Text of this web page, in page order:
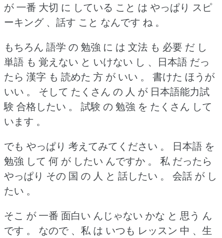
が 一番 大切 に している こと は やっぱり スピ
ーキング 、話す こと なんです ね 。
もちろん 語学 の 勉強 に は 文法 も 必要 だ し
単語 も 覚えない と いけない し 、日本語 だっ
たら 漢字 も 読めた 方 が いい 。
書けた ほうが
いい 。
そして たくさん の 人 が 日本語能力試
験 合格したい 。
試験 の 勉強 を たくさん して
います 。
でも やっぱり 考えてみてください 。
日本語 を
勉強 して 何 が したい んですか 。
私 だったら
やっぱり その 国 の 人 と 話したい 。
会話 が し
たい 。
そこ が 一番 面白い んじゃない かな と 思う ん
です 。
なので 、私 は いつも レッスン 中 、生